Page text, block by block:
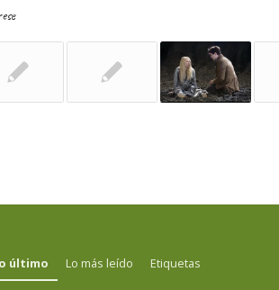
último Lo más leído Etiquetas